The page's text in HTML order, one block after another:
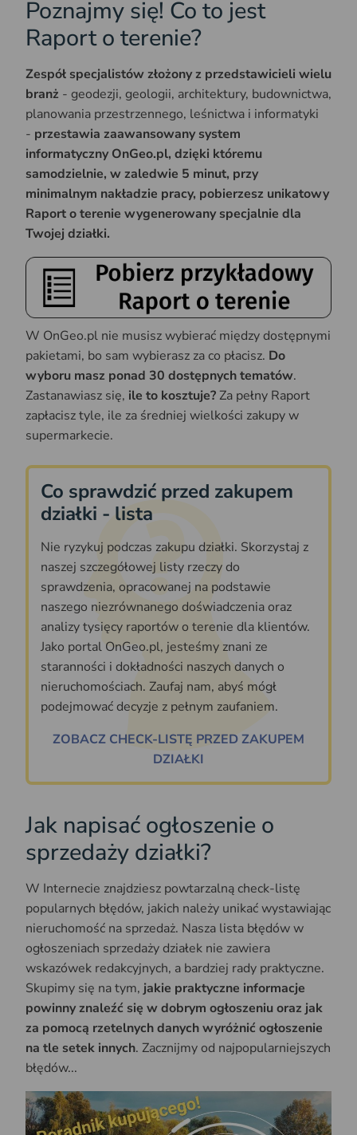
Poznajmy się! Co to jest
Raport o terenie?
Zespół specjalistów złożony z przedstawicieli wielu
branż - geodezji, geologii, architektury, budownictwa,
planowania przestrzennego, leśnictwa i informatyki
- przestawia zaawansowany system
informatyczny OnGeo.pl, dzięki któremu
samodzielnie, w zaledwie 5 minut, przy
minimalnym nakładzie pracy, pobierzesz unikatowy
Raport o terenie wygenerowany specjalnie dla
Twojej działki.
W OnGeo.pl nie musisz wybierać między dostępnymi
pakietami, bo sam wybierasz za co płacisz. Do
wyboru masz ponad 30 dostępnych tematów.
Zastanawiasz się, ile to kosztuje?Za pełny Raport
zapłacisz tyle, ile za średniej wielkości zakupy w
supermarkecie.
Co sprawdzić przed zakupem
działki - lista
Nie ryzykuj podczas zakupu działki. Skorzystaj z
naszej szczegółowej listy rzeczy do
sprawdzenia, opracowanej na podstawie
naszego niezrównanego doświadczenia oraz
analizy tysięcy raportów o terenie dla klientów.
Jako portal OnGeo.pl, jesteśmy znani ze
staranności i dokładności naszych danych o
nieruchomościach. Zaufaj nam, abyś mógł
podejmować decyzje z pełnym zaufaniem.
ZOBACZ CHECK-LISTĘ PRZED ZAKUPEM
DZIAŁKI
Jak napisać ogłoszenie o
sprzedaży działki?
W Internecie znajdziesz powtarzalną check-listę
popularnych błędów, jakich należy unikać wystawiając
nieruchomość na sprzedaż. Nasza lista błędów w
ogłoszeniach sprzedaży działek nie zawiera
wskazówek redakcyjnych, a bardziej rady praktyczne.
Skupimy się na tym, jakie praktyczne informacje
powinny znaleźć się w dobrym ogłoszeniu oraz jak
za pomocą rzetelnych danych wyróżnić ogłoszenie
na tle setek innych. Zacznijmy od najpopularniejszych
błędów...